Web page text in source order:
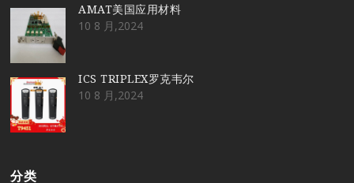
AMAT美国应用材料
10 8 月,2024
ICS TRIPLEX罗克韦尔
10 8 月,2024
分类